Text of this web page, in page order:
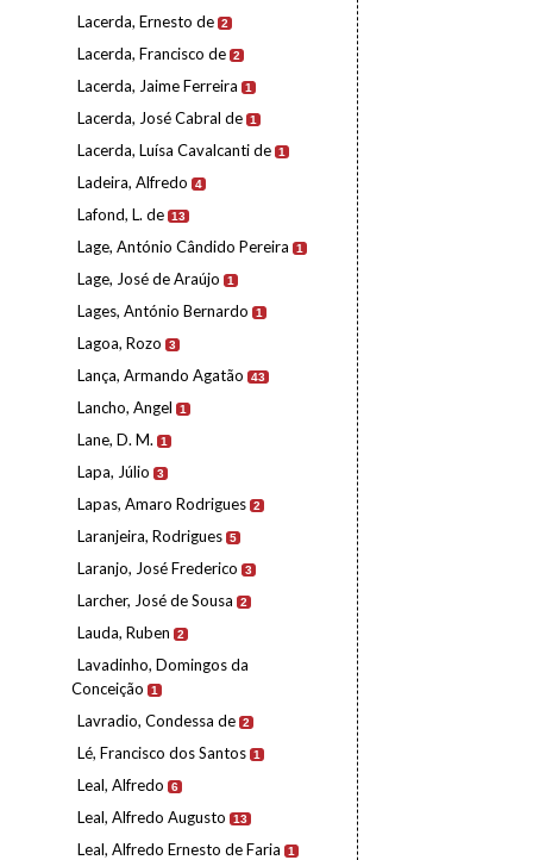
Lacerda, Ernesto de 2
Lacerda, Francisco de 2
Lacerda, Jaime Ferreira 1
Lacerda, José Cabral de 1
Lacerda, Luísa Cavalcanti de 1
Ladeira, Alfredo 4
Lafond, L. de 13
Lage, António Cândido Pereira 1
Lage, José de Araújo 1
Lages, António Bernardo 1
Lagoa, Rozo 3
Lança, Armando Agatão 43
Lancho, Angel 1
Lane, D. M. 1
Lapa, Júlio 3
Lapas, Amaro Rodrigues 2
Laranjeira, Rodrigues 5
Laranjo, José Frederico 3
Larcher, José de Sousa 2
Lauda, Ruben 2
Lavadinho, Domingos da
Conceição
1
Lavradio, Condessa de 2
Lé, Francisco dos Santos 1
Leal, Alfredo 6
Leal, Alfredo Augusto 13
Leal, Alfredo Ernesto de Faria 1